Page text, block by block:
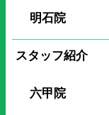
明石院
スタッフ紹介
六甲院